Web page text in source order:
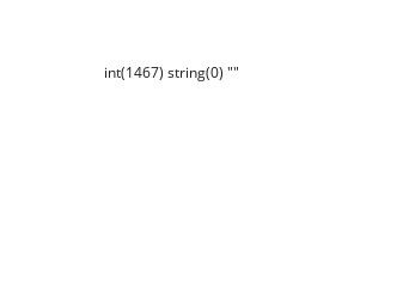
int(1467) string(0) ""